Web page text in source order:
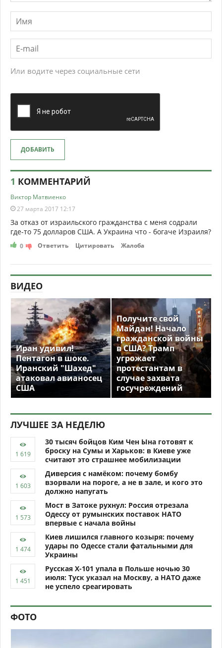
Или водите через социальные сети
ДОБАВИТЬ
1 КОММЕНТАРИЙ
Виктор Матвиенко
27 марта 2017 12:17
За отказ от израильского гражданства с меня содрали
где-то 75 долларов США. А Украина что - богаче Израиля?
0 Ответить Цитировать Жалоба
ВИДЕО
Иран удивил!
Пентагон в шоке.
Иранский "Шахед"
атаковал авианосец
США
Получите свой
Майдан! Начало
гражданской войны
в США? Трамп
угрожает
протестантам в
случае захвата
госучреждений
ЛУЧШЕЕ ЗА НЕДЕЛЮ
30 тысяч бойцов Ким Чен Ына готовят к
броску на Сумы и Харьков: в Киеве уже
считают это страшнее мобилизации
Диверсия с намёком: почему бомбу
взорвали на пороге, а не в зале, и кого это
должно напугать
Мост в Затоке рухнул: Россия отрезала
Одессу от румынских поставок НАТО
впервые с начала войны
Киев лишился главного козыря: почему
удары по Одессе стали фатальными для
Украины
Русская Х-101 упала в Польше ночью 30
июля: Туск указал на Москву, а НАТО даже
не успело среагировать
ФОТО